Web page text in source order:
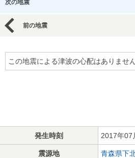
次の地震
前の地震
この地震による津波の心配はありません
発生時刻 2017年07
震源地 青森県下